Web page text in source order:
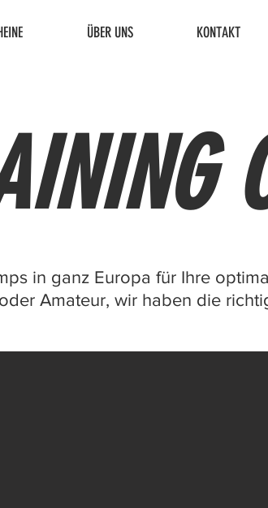
ÜBER UNS KONTAKT
in ganz Europa für Ihre
Amateur, wir haben die